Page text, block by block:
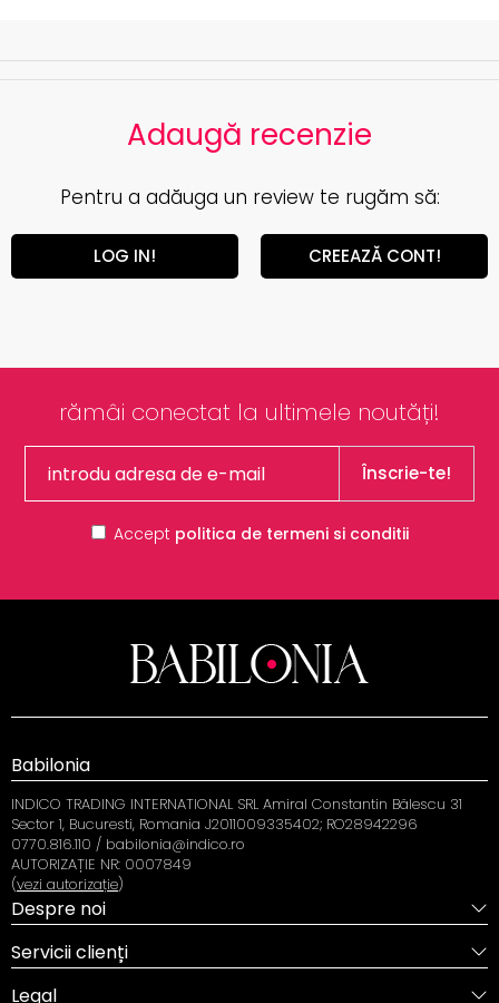
Adaugă recenzie
Pentru a adăuga un review te rugăm să:
LOG IN! CREEAZĂ CONT!
rămâi conectat la ultimele noutăți!
Înscrie-te!
Accept politica de termeni si conditii
Babilonia
INDICO TRADING INTERNATIONAL SRL Amiral Constantin Bălescu 31
Sector 1, Bucuresti, Romania J2011009335402; RO28942296
0770.816.110 / babilonia@indico.ro
AUTORIZAȚIE NR: 0007849
(vezi autorizație)
Despre noi
Servicii clienți
Legal